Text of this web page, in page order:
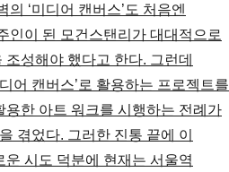
‘미디어 캔버스’도 처음엔
인이 된 모건스탠리가 대대적으로
성해야 했다고 한다. 그런데
어 캔버스’로 활용하는 프로젝트를
한 아트 워크를 시행하는 전례가
겪었다. 그러한 진통 끝에 이
시도 덕분에 현재는 서울역